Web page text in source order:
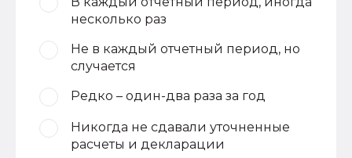
несколько раз
Не в каждый отчетный период, но
случается
Редко – один-два раза за год
Никогда не сдавали уточненные
расчеты и декларации